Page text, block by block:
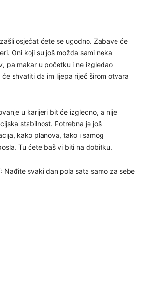
osjećat ćete se ugodno. Zabave će
Oni koji su još možda sami neka
pa makar u početku i ne izgledao
shvatiti da im lijepa riječ širom otvara
u karijeri bit će izgledno, a nije
stabilnost. Potrebna je još
kako planova, tako i samog
Tu ćete baš vi biti na dobitku.
Nađite svaki dan pola sata samo za sebe